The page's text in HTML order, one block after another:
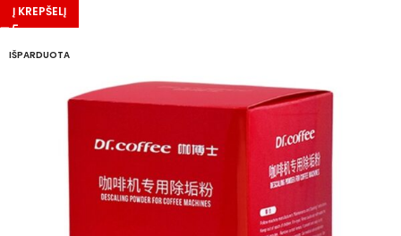
Į KREPŠELĮ
IŠPARDUOTA